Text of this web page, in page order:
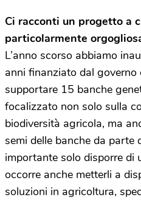
Ci racconti un progetto a
particolarmente
L’anno scorso abbiamo
anni finanziato dal governo
supportare 15 banche
focalizzato non solo sulla
biodiversità agricola, ma
semi delle banche da parte
importante solo disporre di
occorre anche metterli a
soluzioni in agricoltura,